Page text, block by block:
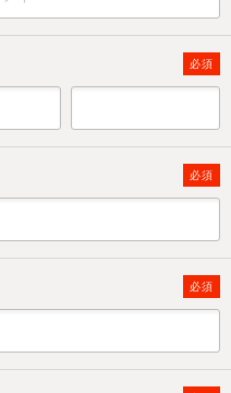
必須
必須
必須